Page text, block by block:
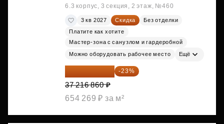
6.3 корпус, 3 секция, 2 этаж, №460
3 кв 2027 Скидка
Без отделки
Платите как хотите
Мастер-зона с санузлом и гардеробной
Можно оборудовать рабочее место Ещё
28 656 982 ₽ -23%
37 216 860 ₽
654 269 ₽ за м²